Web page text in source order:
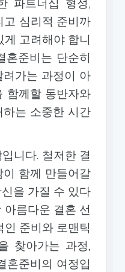
파트너십 형성,
고 심리적 준비까
고려해야 합니
혼준비는 단순히
가는 과정이 아
함께할 동반자와
는 소중한 시간
니다. 철저한 결
함께 만들어갈
을 가질 수 있다
름다운 결혼 선
준비와 로맨틱
찾아가는 과정,
혼준비의 여정입